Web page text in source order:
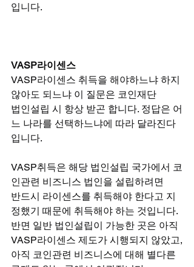
입니다.
VASP라이센스
VASP라이센스 취득을 해야하느냐 하지
않아도 되느냐 이 질문은 코인재단
법인설립 시 항상 받곤 합니다. 정답은 어
느 나라를 선택하느냐에 따라 달라진다
입니다.
VASP취득은 해당 법인설립 국가에서 코
인관련 비즈니스 법인을 설립하려면
반드시 라이센스를 취득해야 한다고 지
정했기 때문에 취득해야 하는 것입니다.
반면 일반 법인설립이 가능한 곳은 아직
VASP라이센스 제도가 시행되지 않았고,
아직 코인관련 비즈니스에 대해 별다른